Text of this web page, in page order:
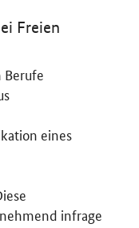
Freien
Berufe
eines
infrage